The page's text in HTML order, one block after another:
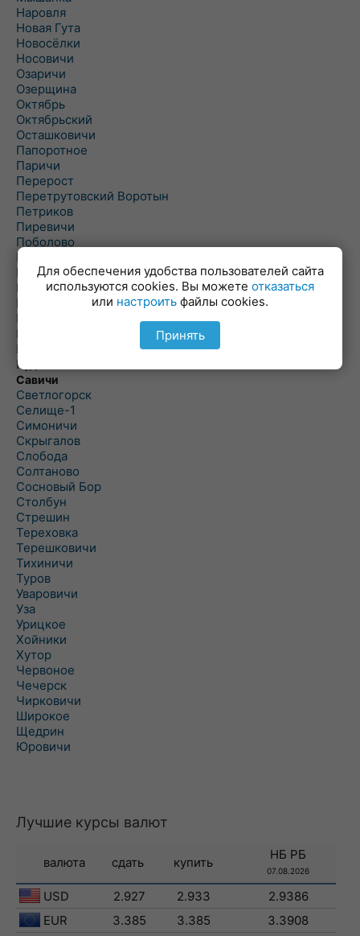
Наровля
Новая Гута
Новосёлки
Носовичи
Озаричи
Озерщина
Октябрь
Октябрьский
Осташковичи
Папоротное
Паричи
Перерост
Перетрутовский Воротын
Петриков
Пиревичи
Поболово
Поколюбичи
Полесье
Птичь
Речица
Ровенская Слобода
Рогачев
Рогинь
Рудня
Савичи
Светлогорск
Селище-1
Симоничи
Скрыгалов
Слобода
Солтаново
Сосновый Бор
Столбун
Стрешин
Тереховка
Терешковичи
Тихиничи
Туров
Уваровичи
Уза
Урицкое
Хойники
Хутор
Червоное
Чечерск
Чирковичи
Широкое
Щедрин
Юровичи
Лучшие курсы валют
валюта сдать купить
НБ РБ
07.08.2026
USD 2.927 2.933
2.9386
EUR
3.385 3.385
3.3908
Для обеспечения удобства пользователей сайта
используются cookies. Вы можете отказаться
или настроить файлы cookies.
Принять